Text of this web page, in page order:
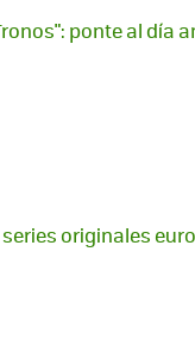
ponte al día
originales